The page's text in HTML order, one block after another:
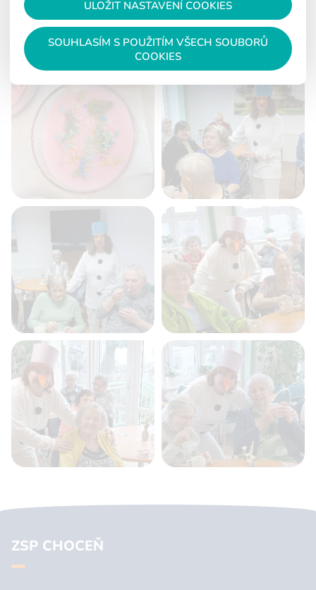
FOTOGALERIE
ZSP CHOCEŇ
ULOŽIT NASTAVENÍ COOKIES
SOUHLASÍM S POUŽITÍM VŠECH SOUBORŮ
COOKIES